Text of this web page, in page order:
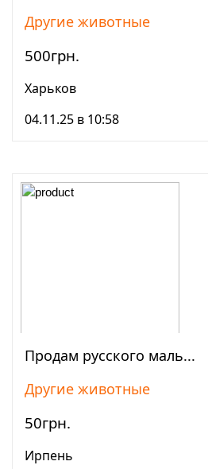
Другие животные
500грн.
Харьков
04.11.25 в 10:58
Просмотреть
Продам русского маль...
Другие животные
50грн.
Ирпень